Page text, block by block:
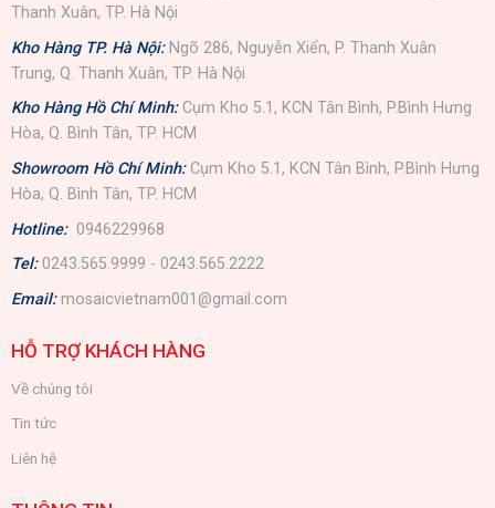
Thanh Xuân, TP. Hà Nội
Kho Hàng TP. Hà Nội: Ngõ 286, Nguyễn Xiển, P. Thanh Xuân
Trung, Q. Thanh Xuân, TP. Hà Nội
Kho Hàng Hồ Chí Minh: Cụm Kho 5.1, KCN Tân Bình, P.Bình Hưng
Hòa, Q. Bình Tân, TP. HCM
Showroom Hồ Chí Minh: Cụm Kho 5.1, KCN Tân Bình, P.Bình Hưng
Hòa, Q. Bình Tân, TP. HCM
Hotline: 0946229968
Tel: 0243.565.9999 - 0243.565.2222
Email: mosaicvietnam001@gmail.com
HỖ TRỢ KHÁCH HÀNG
Về chúng tôi
Tin tức
Liên hệ